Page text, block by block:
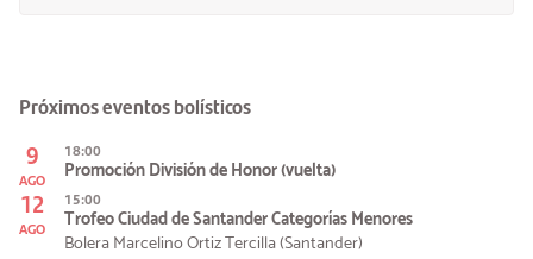
Próximos eventos bolísticos
9
AGO
18:00
Promoción División de Honor (vuelta)
12
AGO
15:00
Trofeo Ciudad de Santander Categorías Menores
Bolera Marcelino Ortiz Tercilla (Santander)